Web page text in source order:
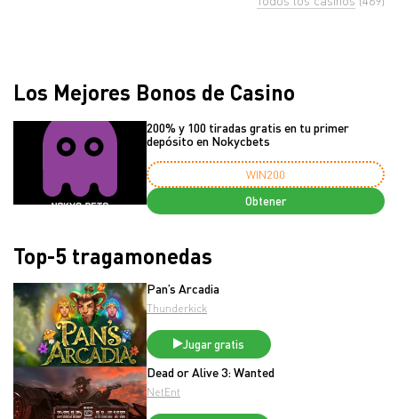
Los Mejores Bonos de Casino
200% y 100 tiradas gratis en tu primer
depósito en Nokycbets
WIN200
Obtener
Top-5 tragamonedas
Pan’s Arcadia
Thunderkick
Jugar gratis
Dead or Alive 3: Wanted
NetEnt